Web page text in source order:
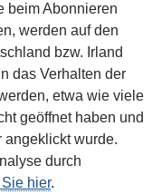
beim Abonnieren
werden auf den
bzw. Irland
das Verhalten der
etwa wie viele
geöffnet haben und
angeklickt wurde.
durch
hier.